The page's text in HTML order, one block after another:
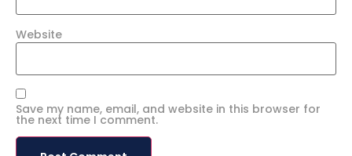
Website
Save my name, email, and website in this browser for
the next time I comment.